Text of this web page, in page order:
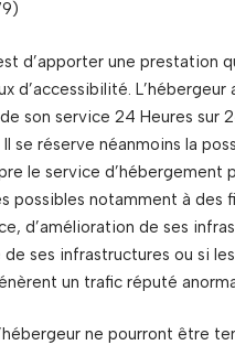
d’apporter une prestation
d’accessibilité. L’hébergeur
son service 24 Heures sur
Il se réserve néanmoins la
le service d’hébergement
possibles notamment à des
d’amélioration de ses
ses infrastructures ou si
un trafic réputé
ne pourront être